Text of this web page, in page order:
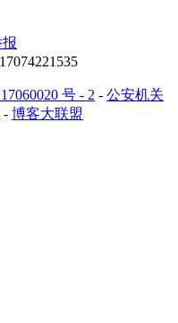
号 - 2 - 公安机关
- 博客大联盟